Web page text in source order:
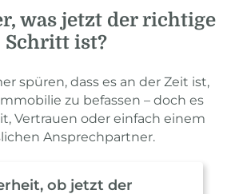
was jetzt der richtige
Schritt ist?
spüren, dass es an der Zeit ist,
zu befassen – doch es
Vertrauen oder einfach einem
Ansprechpartner.
ob jetzt der